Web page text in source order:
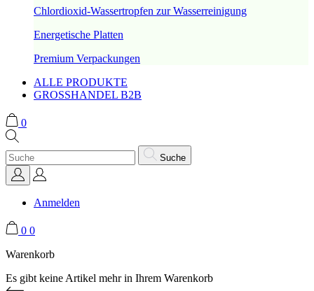
Chlordioxid-Wassertropfen zur Wasserreinigung
Energetische Platten
Premium Verpackungen
ALLE PRODUKTE
GROSSHANDEL B2B
0
Suche
Anmelden
0 0
Warenkorb
Es gibt keine Artikel mehr in Ihrem Warenkorb